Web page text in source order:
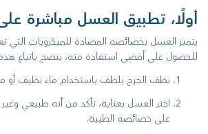
أولًا، تطبيق العسل مباشرة
يتميز العسل بخصائصه المضادة للميكروبات التي
للحصول على أقصى استفادة منه، ينصح باتباع
نظف الجرح بلطف باستخدام ماء نظيف أو
اختر العسل بعناية، تأكد من أنه طبيعي وغير
على خصائصه الطبية.